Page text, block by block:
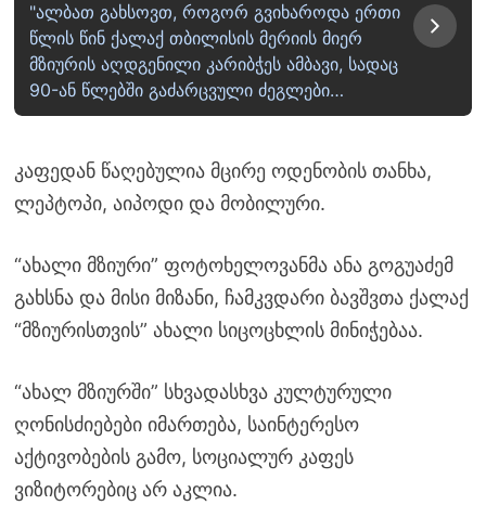
"ალბათ გახსოვთ, როგორ გვიხაროდა ერთი
წლის წინ ქალაქ თბილისის მერიის მიერ
მზიურის აღდგენილი კარიბჭეს ამბავი, სადაც
90-ან წლებში გაძარცვული ძეგლები…
კაფედან წაღებულია მცირე ოდენობის თანხა,
ლეპტოპი, აიპოდი და მობილური.
“ახალი მზიური” ფოტოხელოვანმა ანა გოგუაძემ
გახსნა და მისი მიზანი, ჩამკვდარი ბავშვთა ქალაქ
“მზიურისთვის” ახალი სიცოცხლის მინიჭებაა.
“ახალ მზიურში” სხვადასხვა კულტურული
ღონისძიებები იმართება, საინტერესო
აქტივობების გამო, სოციალურ კაფეს
ვიზიტორებიც არ აკლია.